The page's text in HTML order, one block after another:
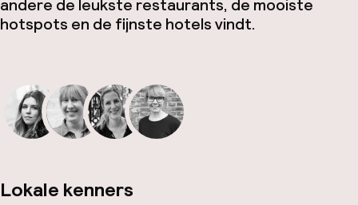
andere de leukste restaurants, de mooiste
hotspots en de fijnste hotels vindt.
Lokale kenners